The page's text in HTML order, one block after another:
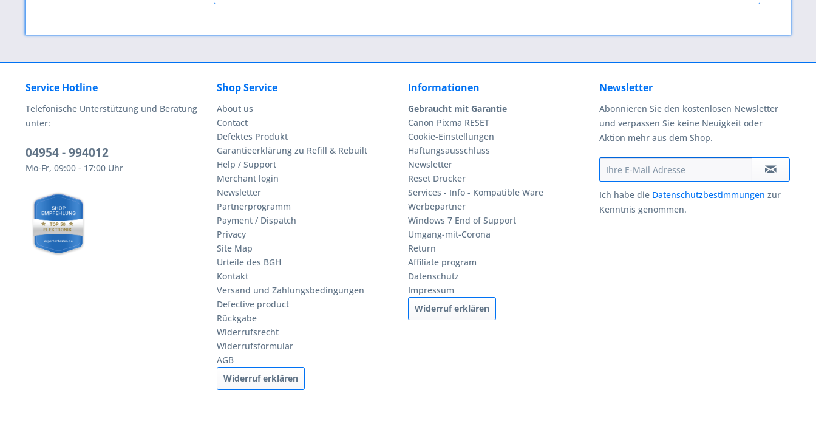
Service Hotline
Telefonische Unterstützung und Beratung
unter:
04954 - 994012
Mo-Fr, 09:00 - 17:00 Uhr
Shop Service
About us
Contact
Defektes Produkt
Garantieerklärung zu Refill & Rebuilt
Help / Support
Merchant login
Newsletter
Partnerprogramm
Payment / Dispatch
Privacy
Site Map
Urteile des BGH
Kontakt
Versand und Zahlungsbedingungen
Defective product
Rückgabe
Widerrufsrecht
Widerrufsformular
AGB
Widerruf erklären
Informationen
Gebraucht mit Garantie
Canon Pixma RESET
Cookie-Einstellungen
Haftungsausschluss
Newsletter
Reset Drucker
Services - Info - Kompatible Ware
Werbepartner
Windows 7 End of Support
Umgang-mit-Corona
Return
Affiliate program
Datenschutz
Impressum
Widerruf erklären
Newsletter
Abonnieren Sie den kostenlosen Newsletter
und verpassen Sie keine Neuigkeit oder
Aktion mehr aus dem Shop.
Ich habe die Datenschutzbestimmungen zur
Kenntnis genommen.